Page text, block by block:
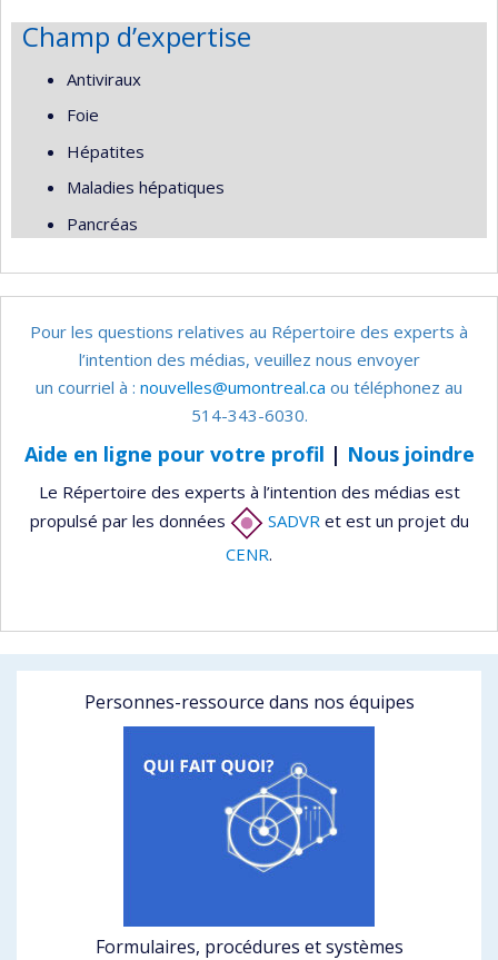
Champ d’expertise
Antiviraux
Foie
Hépatites
Maladies hépatiques
Pancréas
Pour les questions relatives au Répertoire des experts à
l’intention des médias, veuillez nous envoyer
un courriel à : nouvelles@umontreal.ca ou téléphonez au
514-343-6030.
Aide en ligne pour votre profil | Nous joindre
Le Répertoire des experts à l’intention des médias est
propulsé par les données
SADVRet est un projet du
CENR.
Personnes-ressource dans nos équipes
Formulaires, procédures et systèmes